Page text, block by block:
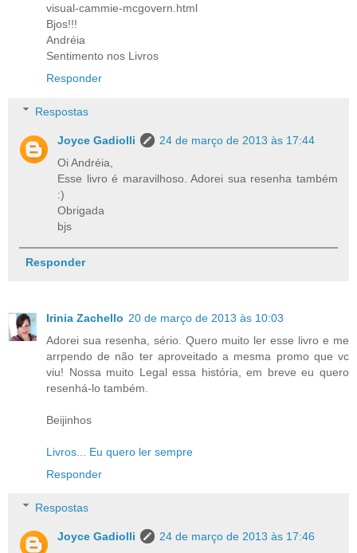
visual-cammie-mcgovern.html
Bjos!!!
Andréia
Sentimento nos Livros
Responder
Respostas
Joyce Gadiolli
24 de março de 2013 às 17:44
Oi Andréia,
Esse livro é maravilhoso. Adorei sua resenha também
:)
Obrigada
bjs
Responder
Irinia Zachello 20 de março de 2013 às 10:03
Adorei sua resenha, sério. Quero muito ler esse livro e me
arrpendo de não ter aproveitado a mesma promo que vc
viu! Nossa muito Legal essa história, em breve eu quero
resenhá-lo também.
Beijinhos
Livros... Eu quero ler sempre
Responder
Respostas
Joyce Gadiolli
24 de março de 2013 às 17:46